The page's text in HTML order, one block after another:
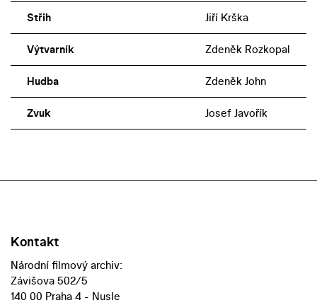
Střih Jiří Krška
Výtvarník Zdeněk Rozkopal
Hudba Zdeněk John
Zvuk Josef Javořík
Kontakt
Národní filmový archiv:
Závišova 502/5
140 00 Praha 4 - Nusle